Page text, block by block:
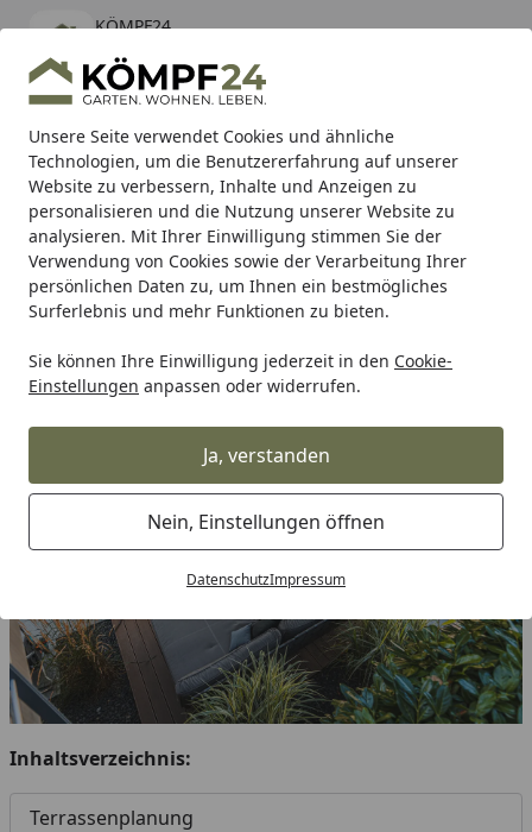
Unsere Seite verwendet Cookies und ähnliche
Technologien, um die Benutzererfahrung auf unserer
Website zu verbessern, Inhalte und Anzeigen zu
personalisieren und die Nutzung unserer Website zu
analysieren. Mit Ihrer Einwilligung stimmen Sie der
Verwendung von Cookies sowie der Verarbeitung Ihrer
persönlichen Daten zu, um Ihnen ein bestmögliches
Surferlebnis und mehr Funktionen zu bieten.
Sie können Ihre Einwilligung jederzeit in den Cookie-
Einstellungen anpassen oder widerrufen.
Ja, verstanden
Nein, Einstellungen öffnen
DatenschutzImpressum
KÖMPF24
kostenlos - Im App Store
Hotline
Alle Produkte
Mein Konto
Suchen
Startseite
Wohlfühlort Terrasse richtig planen
Wohlfühlort Terrasse richtig planen
Erstellt am: 03.06.2022
Inhaltsverzeichnis:
Terrassenplanung